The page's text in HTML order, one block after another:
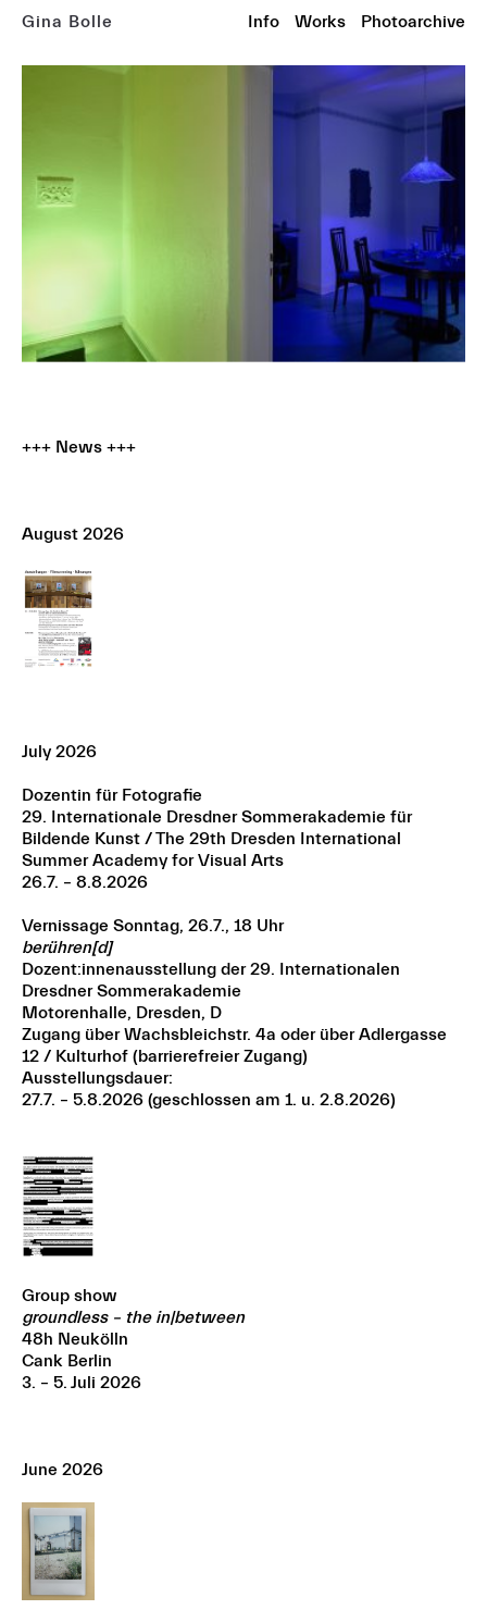
Gina Bolle Info Works Photoarchive
+++ News +++
August 2026
July 2026
Dozentin für Fotografie
29. Internationale Dresdner Sommerakademie für
Bildende Kunst / The 29th Dresden International
Summer Academy for Visual Arts
26.7. – 8.8.2026
Vernissage Sonntag, 26.7., 18 Uhr
berühren[d]
Dozent:innenausstellung der 29. Internationalen
Dresdner Sommerakademie
Motorenhalle, Dresden, D
Zugang über Wachsbleichstr. 4a oder über Adlergasse
12 / Kulturhof (barrierefreier Zugang)
Ausstellungsdauer:
27.7. – 5.8.2026 (geschlossen am 1. u. 2.8.2026)
Group show
groundless – the in|between
48h Neukölln
Cank Berlin
3. – 5. Juli 2026
June 2026